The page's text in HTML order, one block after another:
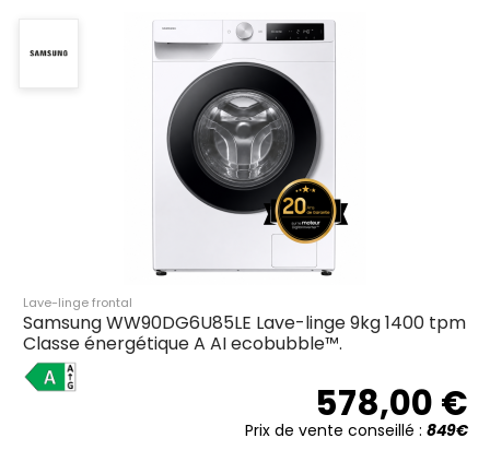
Lave-linge frontal
Samsung WW90DG6U85LE Lave-linge 9kg 1400 tpm
Classe énergétique A AI ecobubble™.
A
578,00 €
Prix de vente conseillé : 849€